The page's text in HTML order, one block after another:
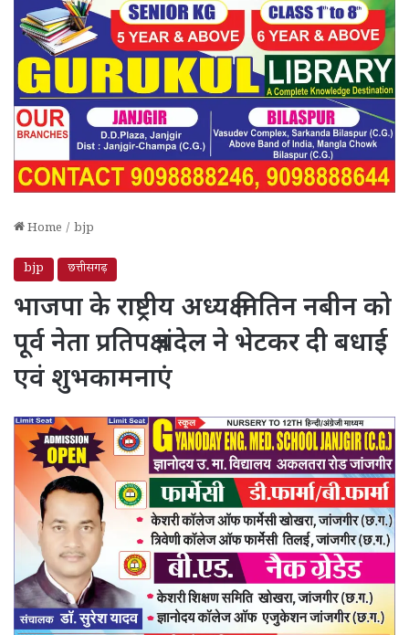
Home / bjp
bjp छत्तीसगढ़
भाजपा के राष्ट्रीय अध्यक्ष नितिन नबीन को
पूर्व नेता प्रतिपक्ष चंदेल ने भेटकर दी बधाई
एवं शुभकामनाएं